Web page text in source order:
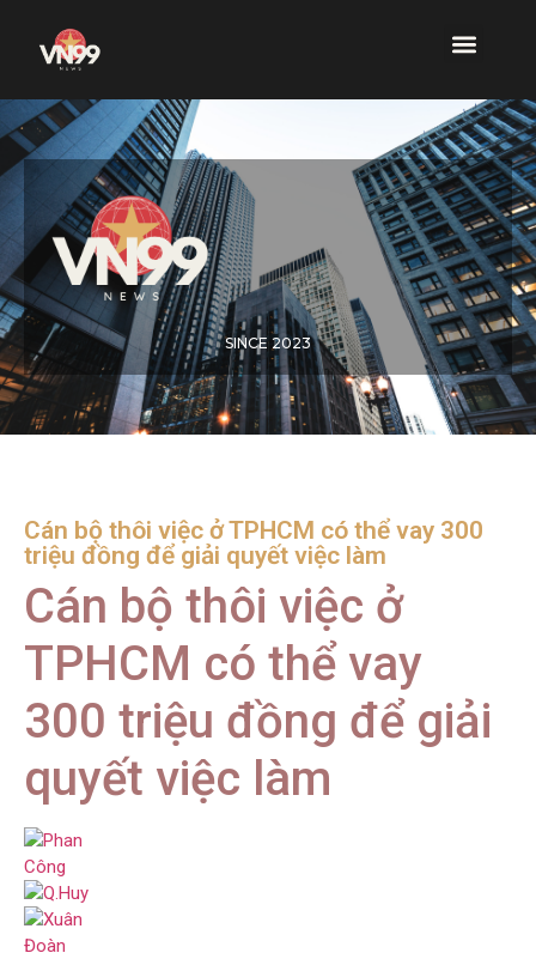
SINCE 2023
Cán bộ thôi việc ở TPHCM có thể vay 300
triệu đồng để giải quyết việc làm
Cán bộ thôi việc ở
TPHCM có thể vay
300 triệu đồng để giải
quyết việc làm